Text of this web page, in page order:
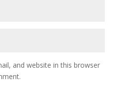
and website in this browser